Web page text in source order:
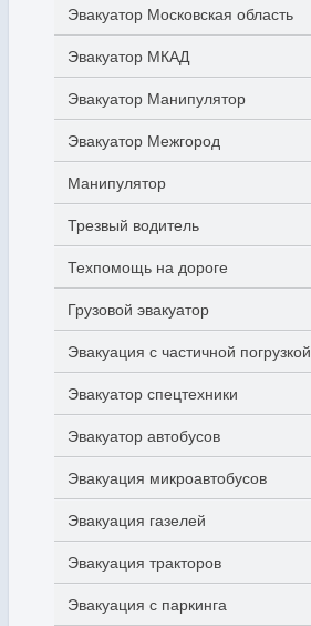
Эвакуатор Московская область
Эвакуатор МКАД
Эвакуатор Манипулятор
Эвакуатор Межгород
Манипулятор
Трезвый водитель
Техпомощь на дороге
Грузовой эвакуатор
Эвакуация с частичной погрузкой
Эвакуатор спецтехники
Эвакуатор автобусов
Эвакуация микроавтобусов
Эвакуация газелей
Эвакуация тракторов
Эвакуация с паркинга